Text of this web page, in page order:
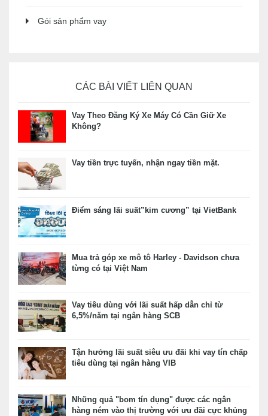
Gói sản phẩm vay
CÁC BÀI VIẾT LIÊN QUAN
Vay Theo Đăng Ký Xe Máy Có Cần Giữ Xe
Không?
Vay tiền trực tuyến, nhận ngay tiền mặt.
Điểm sáng lãi suất”kim cương” tại VietBank
Mua trả góp xe mô tô Harley - Davidson chưa
từng có tại Việt Nam
Vay tiêu dùng với lãi suất hấp dẫn chỉ từ
6,5%/năm tại ngân hàng SCB
Tận hưởng lãi suất siêu ưu đãi khi vay tín chấp
tiêu dùng tại ngân hàng VIB
Những quả "bom tín dụng" được các ngân
hàng ném vào thị trường với ưu đãi cực khủng